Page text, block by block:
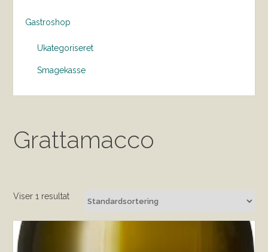
Gastroshop
Ukategoriseret
Smagekasse
Grattamacco
Viser 1 resultat